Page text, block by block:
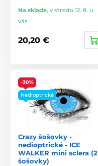
Na sklade, v stredu 12. 8. u
vás
20,20 €
-30%
Nedioptrické
Crazy šošovky -
nedioptrické - ICE
WALKER mini sclera (2
šošovky)